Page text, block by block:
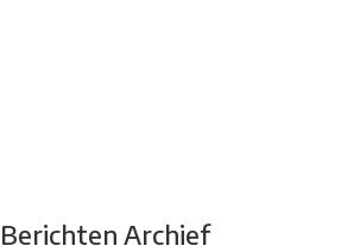
Berichten Archief